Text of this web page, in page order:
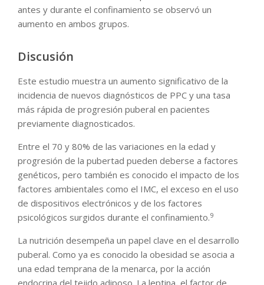
antes y durante el confinamiento se observó un
aumento en ambos grupos.
Discusión
Este estudio muestra un aumento significativo de la
incidencia de nuevos diagnósticos de PPC y una tasa
más rápida de progresión puberal en pacientes
previamente diagnosticados.
Entre el 70 y 80% de las variaciones en la edad y
progresión de la pubertad pueden deberse a factores
genéticos, pero también es conocido el impacto de los
factores ambientales como el IMC, el exceso en el uso
de dispositivos electrónicos y de los factores
psicológicos surgidos durante el confinamiento.9
La nutrición desempeña un papel clave en el desarrollo
puberal. Como ya es conocido la obesidad se asocia a
una edad temprana de la menarca, por la acción